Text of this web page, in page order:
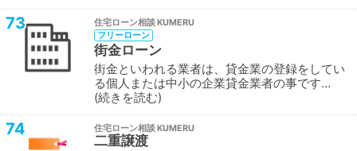
73
住宅ローン相談
フリーローン
街金ローン
街金といわれる業者は、貸金業の登録をしてい
る個人または中小の企業貸金業者の事です…
続きを読む
74 住宅ローン相談
二重譲渡